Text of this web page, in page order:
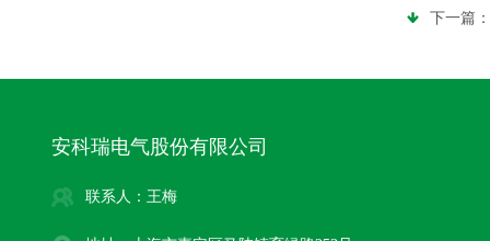
下一篇：
安科瑞电气股份有限公司
联系人：王梅